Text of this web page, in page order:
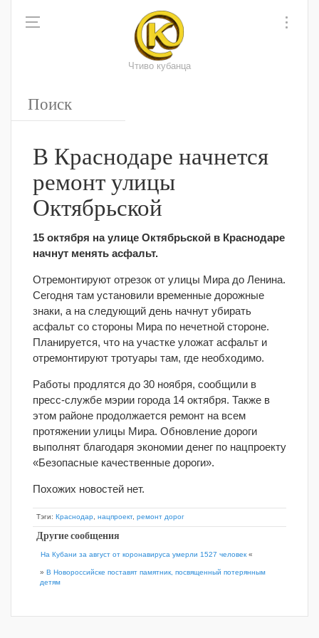
Чтиво кубанца
В Краснодаре начнется
ремонт улицы
Октябрьской
15 октября на улице Октябрьской в Краснодаре
начнут менять асфальт.
Отремонтируют отрезок от улицы Мира до Ленина.
Сегодня там установили временные дорожные
знаки, а на следующий день начнут убирать
асфальт со стороны Мира по нечетной стороне.
Планируется, что на участке уложат асфальт и
отремонтируют тротуары там, где необходимо.
Работы продлятся до 30 ноября, сообщили в
пресс-службе мэрии города 14 октября. Также в
этом районе продолжается ремонт на всем
протяжении улицы Мира. Обновление дороги
выполнят благодаря экономии денег по нацпроекту
«Безопасные качественные дороги».
Похожих новостей нет.
Тэги: Краснодар нацпроект, ремонт дорог
Другие сообщения
На Кубани за август от коронавируса умерли 1527 человек «
» В Новороссийске поставят памятник, посвященный потерянным
детям